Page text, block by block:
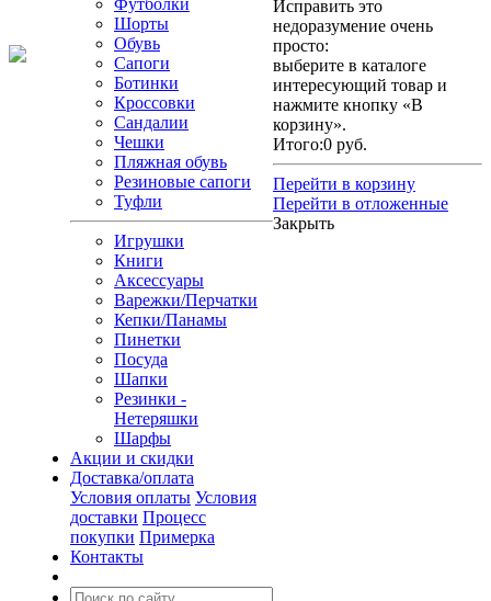
Футболки
Шорты
Обувь
Сапоги
Ботинки
Кроссовки
Сандалии
Чешки
Пляжная обувь
Резиновые сапоги
Туфли
Игрушки
Книги
Аксессуары
Варежки/Перчатки
Кепки/Панамы
Пинетки
Посуда
Шапки
Резинки -
Нетеряшки
Шарфы
Акции и скидки
Доставка/оплата
Условия оплаты Условия
доставки Процесс
покупки Примерка
Контакты
Исправить это
недоразумение очень
просто:
выберите в каталоге
интересующий товар и
нажмите кнопку «В
корзину».
Итого:0 руб.
Перейти в корзину
Перейти в отложенные
Закрыть